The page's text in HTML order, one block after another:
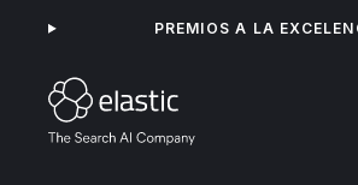
PREMIOS A LA